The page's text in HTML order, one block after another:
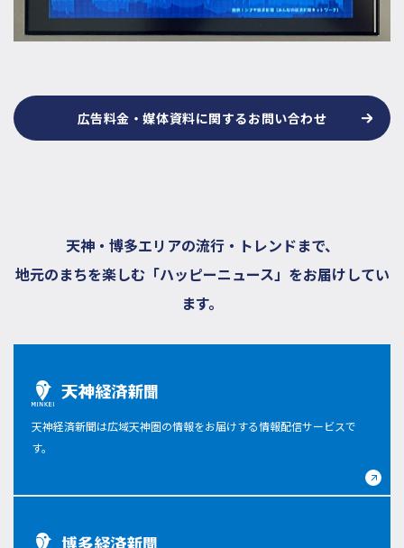
広告料金・媒体資料に関するお問い合わせ
天神・博多エリアの流行・トレンドまで、
地元のまちを楽しむ「ハッピーニュース」をお届けしてい
ます。
天神経済新聞は広域天神圏の情報をお届けする情報配信サービスで
す。